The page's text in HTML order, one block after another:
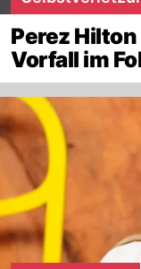
Perez
Vorfall im